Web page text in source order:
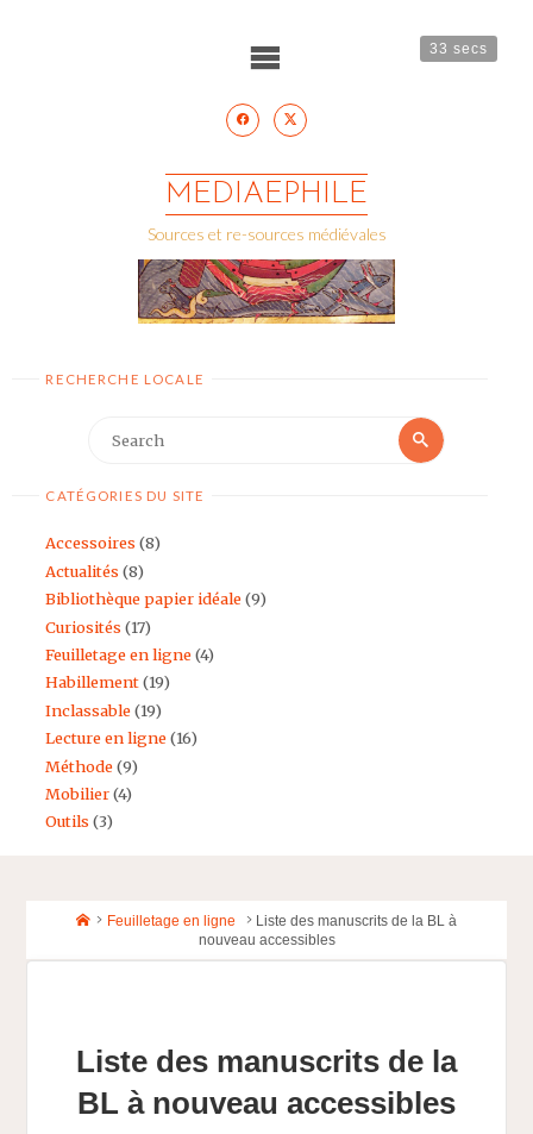
33 secs
MEDIAEPHILE
Sources et re-sources médiévales
RECHERCHE LOCALE
for:
Search
CATÉGORIES DU SITE
Accessoires (8)
Actualités (8)
Bibliothèque papier idéale(9)
Curiosités (17)
Feuilletage en ligne(4)
Habillement(19)
Inclassable(19)
Lecture en ligne(16)
Méthode(9)
Mobilier(4)
Outils (3)
HomeFeuilletage en ligne
Liste des manuscrits de la BL à
nouveau accessibles
Liste des manuscrits de la
BL à nouveau accessibles